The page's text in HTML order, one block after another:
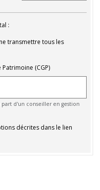
:
transmettre tous les
(CGP)
d'un conseiller en gestion
décrites dans le lien